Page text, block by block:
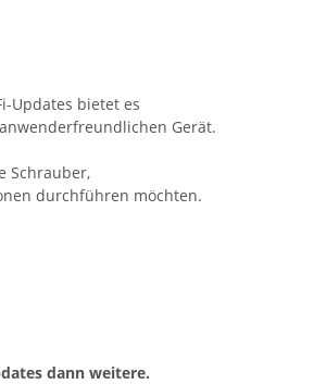
Updates bietet es
Gerät.
Schrauber,
durchführen möchten.
dann weitere.